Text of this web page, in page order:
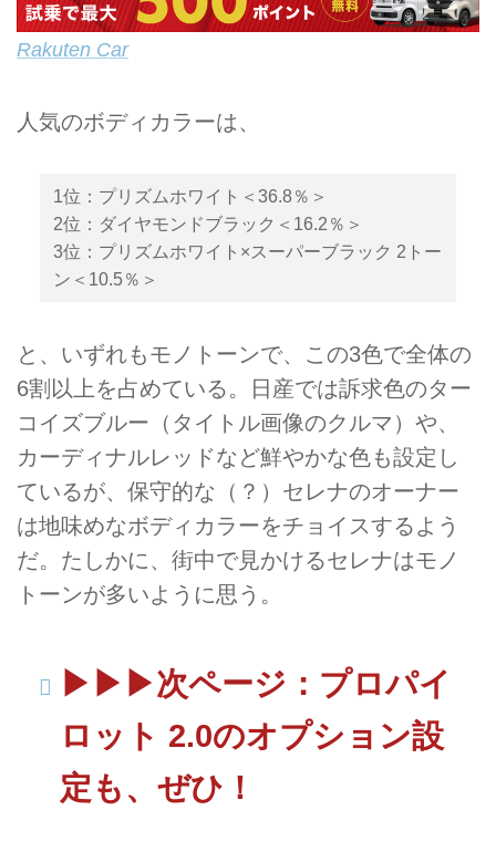
Rakuten Car
人気のボディカラーは、
1位：プリズムホワイト＜36.8％＞
2位：ダイヤモンドブラック＜16.2％＞
3位：プリズムホワイト×スーパーブラック 2トー
ン＜10.5％＞
と、いずれもモノトーンで、この3色で全体の
6割以上を占めている。日産では訴求色のター
コイズブルー（タイトル画像のクルマ）や、
カーディナルレッドなど鮮やかな色も設定し
ているが、保守的な（？）セレナのオーナー
は地味めなボディカラーをチョイスするよう
だ。たしかに、街中で見かけるセレナはモノ
トーンが多いように思う。
▶▶▶次ページ：プロパイ
ロット 2.0のオプション設
定も、ぜひ！